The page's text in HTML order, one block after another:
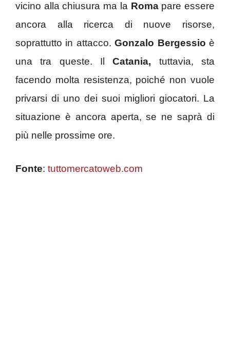
vicino alla chiusura ma la Romapare essere
ancora alla ricerca di nuove risorse,
soprattutto in attacco.Gonzalo Bergessio è
una tra queste. IlCatania, tuttavia, sta
facendo molta resistenza, poiché non vuole
privarsi di uno dei suoi migliori giocatori. La
situazione è ancora aperta, se ne saprà di
più nelle prossime ore.
Fonte: tuttomercatoweb.com